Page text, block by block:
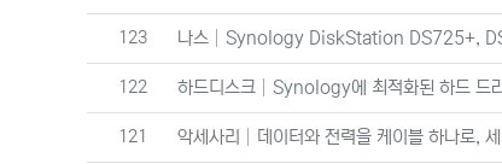
번호
123 나스 Synology DiskStation DS725+,
번호
122 하드디스크 Synology에 최적화된 하드 드
번호
121 악세사리 데이터와 전력을 케이블 하나로,